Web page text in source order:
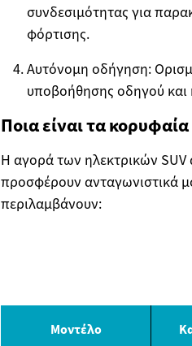
συνδεσιμότητας για
φόρτισης.
Αυτόνομη οδήγηση:
υποβοήθησης οδηγού και
Ποια είναι τα
Η αγορά των ηλεκτρικών SUV
προσφέρουν ανταγωνιστικά
περιλαμβάνουν:
Μοντέλο